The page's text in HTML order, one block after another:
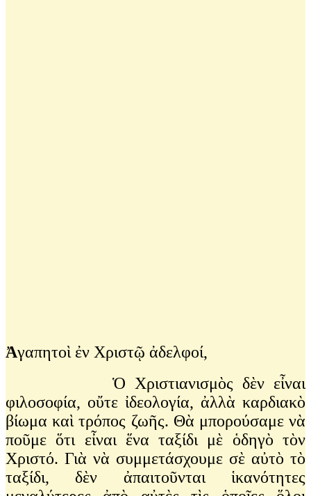
Ἀγαπητοὶ ἐν Χριστῷ ἀδελφοί,
Ὁ Χριστιανισμὸς δὲν εἶναι
φιλοσοφία, οὔτε ἰδεολογία, ἀλλὰ καρδιακὸ
βίωμα καὶ τρόπος ζωῆς. Θὰ μπορούσαμε νὰ
ποῦμε ὅτι εἶναι ἕνα ταξίδι μὲ ὁδηγὸ τὸν
Χριστό. Γιὰ νὰ συμμετάσχουμε σὲ αὐτὸ τὸ
ταξίδι, δὲν ἀπαιτοῦνται ἱκανότητες